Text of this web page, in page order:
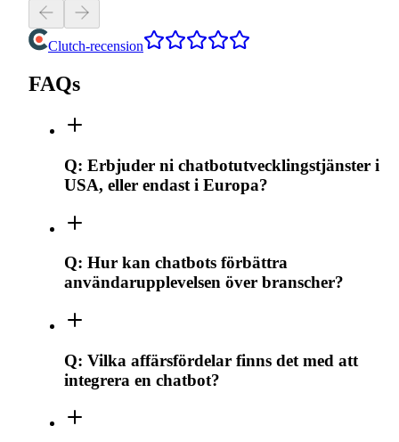
Clutch-recension
FAQs
Q: Erbjuder ni chatbotutvecklingstjänster i
USA, eller endast i Europa?
Q: Hur kan chatbots förbättra
användarupplevelsen över branscher?
Q: Vilka affärsfördelar finns det med att
integrera en chatbot?